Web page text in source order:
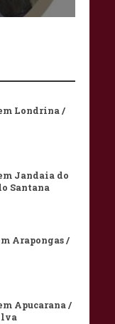
Londrina /
Jandaia do
Santana
Arapongas /
Apucarana /